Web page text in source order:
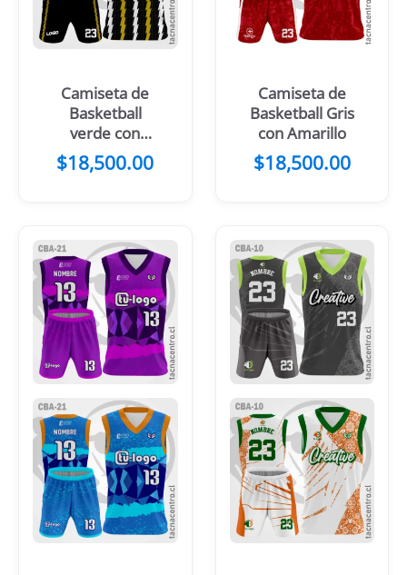
Camiseta de
Basketball
verde con
franjas blancas
$18,500.00
Camiseta de
Basketball Gris
con Amarillo
$18,500.00